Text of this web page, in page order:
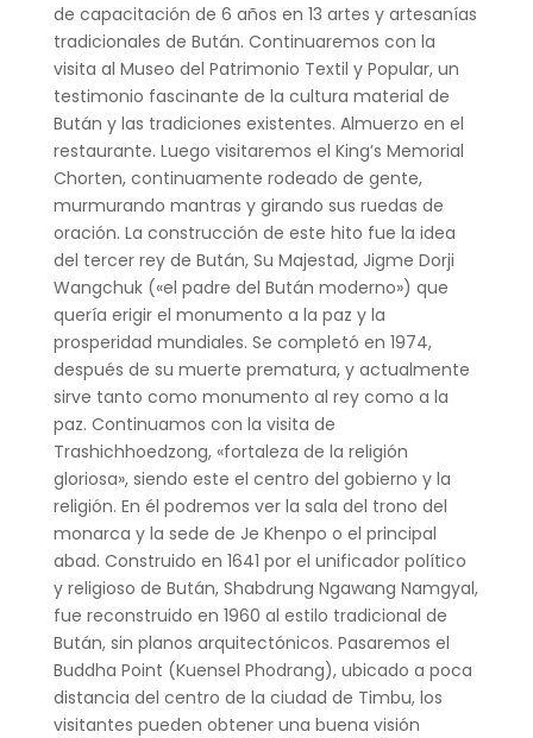
de capacitación de 6 años en 13 artes y artesanías
tradicionales de Bután. Continuaremos con la
visita al Museo del Patrimonio Textil y Popular, un
testimonio fascinante de la cultura material de
Bután y las tradiciones existentes. Almuerzo en el
restaurante. Luego visitaremos el King’s Memorial
Chorten, continuamente rodeado de gente,
murmurando mantras y girando sus ruedas de
oración. La construcción de este hito fue la idea
del tercer rey de Bután, Su Majestad, Jigme Dorji
Wangchuk («el padre del Bután moderno») que
quería erigir el monumento a la paz y la
prosperidad mundiales. Se completó en 1974,
después de su muerte prematura, y actualmente
sirve tanto como monumento al rey como a la
paz. Continuamos con la visita de
Trashichhoedzong, «fortaleza de la religión
gloriosa», siendo este el centro del gobierno y la
religión. En él podremos ver la sala del trono del
monarca y la sede de Je Khenpo o el principal
abad. Construido en 1641 por el unificador político
y religioso de Bután, Shabdrung Ngawang Namgyal,
fue reconstruido en 1960 al estilo tradicional de
Bután, sin planos arquitectónicos. Pasaremos el
Buddha Point (Kuensel Phodrang), ubicado a poca
distancia del centro de la ciudad de Timbu, los
visitantes pueden obtener una buena visión